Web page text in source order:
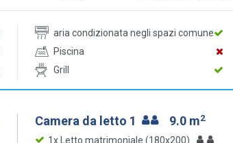
aria condizionata negli spazi comune
Piscina
Grill
Camera da letto 1 9.0 m2
1x Letto matrimoniale (180x200)